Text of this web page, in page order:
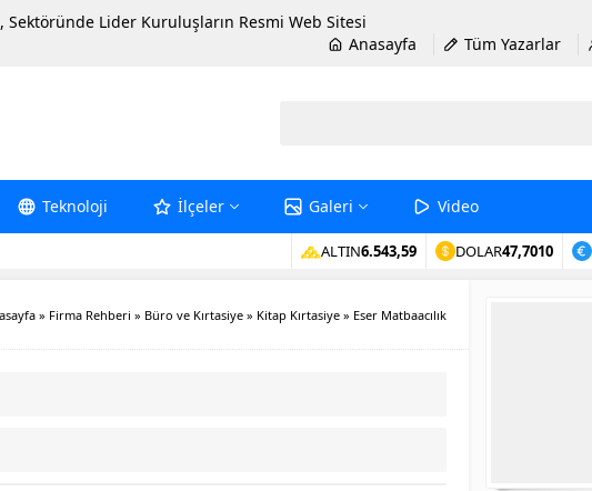
Lider Kuruluşların Resmi Web Sitesi
Anasayfa
Tüm Yazarlar
Teknoloji İlçeler Galeri Video
ALTIN6.543,59 DOLAR47,7010
» Firma Rehberi » Büro ve Kırtasiye » Kitap Kırtasiye » Eser Matbaacılık